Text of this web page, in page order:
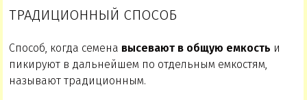
ТРАДИЦИОННЫЙ СПОСОБ
Способ, когда семена высевают в общую емкость и
пикируют в дальнейшем по отдельным емкостям,
называют традиционным.